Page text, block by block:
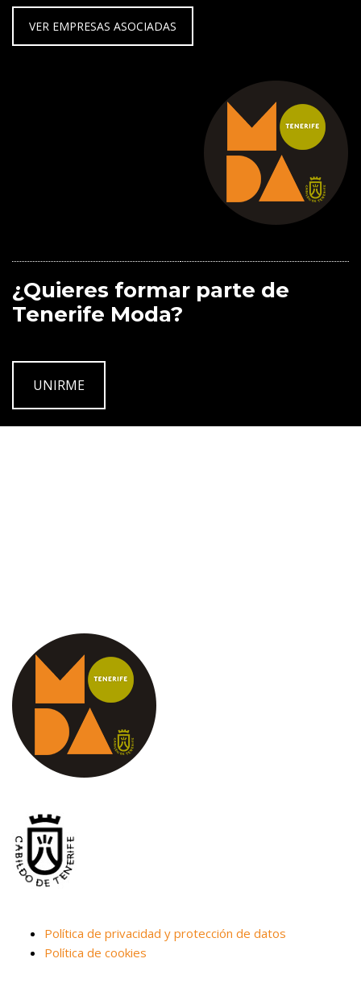
VER EMPRESAS ASOCIADAS
¿Quieres formar parte de
Tenerife Moda?
UNIRME
Política de privacidad y protección de datos
Política de cookies